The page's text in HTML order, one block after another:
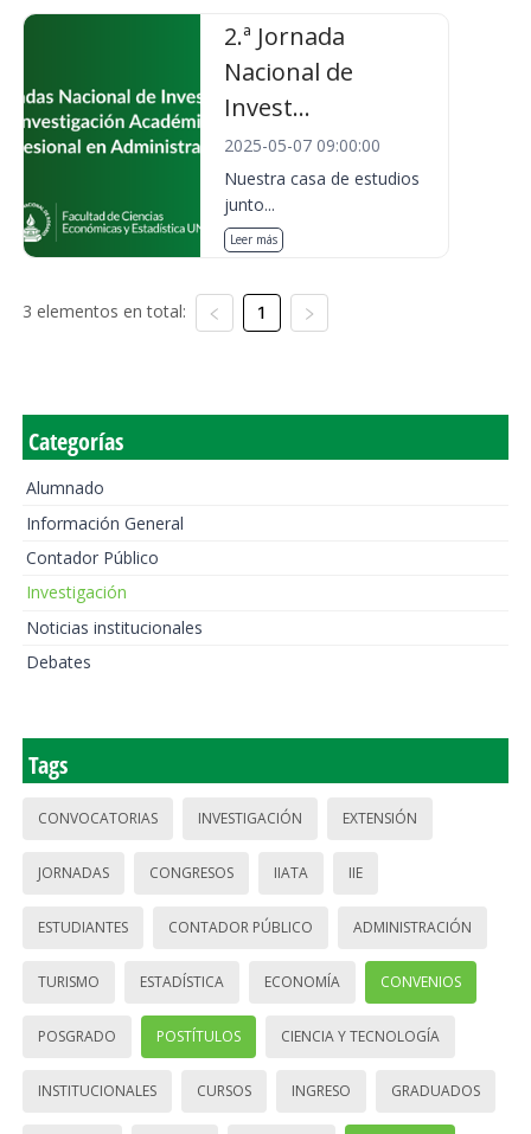
2.ª Jornada
Nacional de
Invest...
2025-05-07 09:00:00
Nuestra casa de estudios
junto...
Leer más
3 elementos en total: 1
Categorías
Alumnado
Información General
Contador Público
Investigación
Noticias institucionales
Debates
Tags
CONVOCATORIAS INVESTIGACIÓN EXTENSIÓN
JORNADAS CONGRESOS IIATA IIE
ESTUDIANTES CONTADOR PÚBLICO ADMINISTRACIÓN
TURISMO ESTADÍSTICA ECONOMÍA CONVENIOS
POSGRADO POSTÍTULOS CIENCIA Y TECNOLOGÍA
INSTITUCIONALES CURSOS INGRESO GRADUADOS